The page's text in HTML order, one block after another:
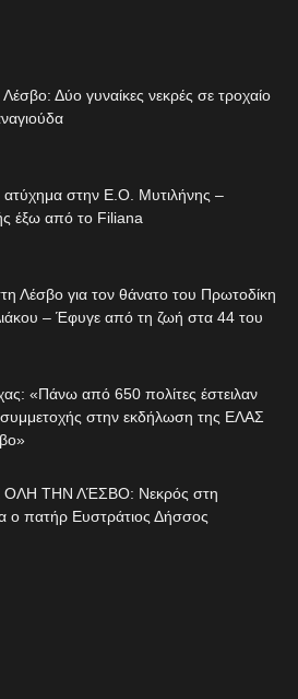
Δύο γυναίκες νεκρές σε τροχαίο
ατύχημα στην Ε.Ο. Μυτιλήνης –
έξω από το Filiana
Λέσβο για τον θάνατο του Πρωτοδίκη
– Έφυγε από τη ζωή στα 44 του
«Πάνω από 650 πολίτες έστειλαν
στην εκδήλωση της ΕΛΑΣ
ΤΗΝ ΛΈΣΒΟ: Νεκρός στη
ο πατήρ Ευστράτιος Δήσσος